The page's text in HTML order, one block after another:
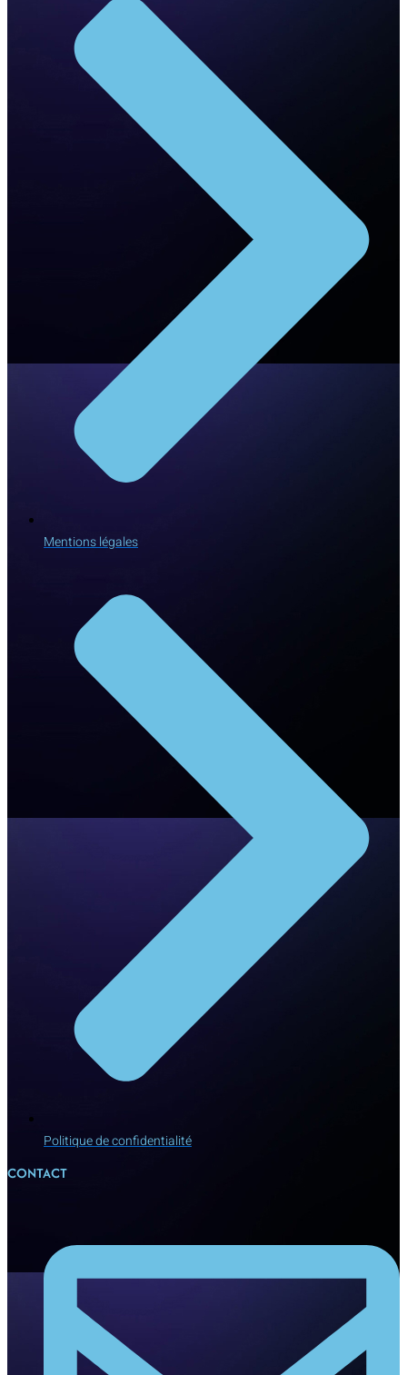
Mentions légales
Politique de confidentialité
CONTACT